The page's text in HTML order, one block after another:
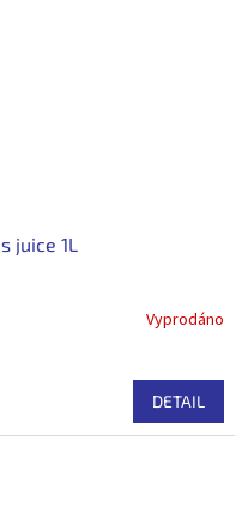
juice 1L
Vyprodáno
DETAIL